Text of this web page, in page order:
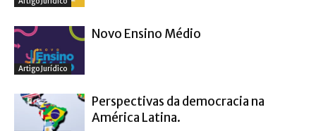
Artigo Jurídico
Novo Ensino Médio
Perspectivas da democracia na
América Latina.